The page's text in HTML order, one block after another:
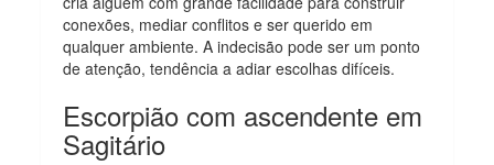
conexões, mediar conflitos e ser querido em
qualquer ambiente. A indecisão pode ser um ponto
de atenção, tendência a adiar escolhas difíceis.
Escorpião com ascendente em
Sagitário